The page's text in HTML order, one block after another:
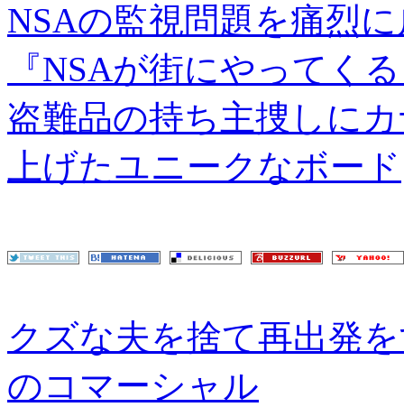
NSAの監視問題を痛烈
『NSAが街にやってく
盗難品の持ち主捜しに
上げたユニークなボード
クズな夫を捨て再出発
のコマーシャル